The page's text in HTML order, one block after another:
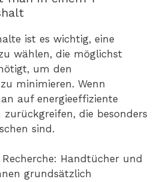
ist es wichtig, eine
wählen, die möglichst
um den
minimieren. Wenn
auf energieeffiziente
zurückgreifen, die besonders
sind.
Handtücher und
grundsätzlich